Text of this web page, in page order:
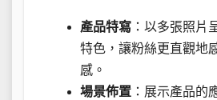
產品特寫 ：以多張照片
特色，讓粉絲更直觀地
感。
場景佈置 ：展示產品的